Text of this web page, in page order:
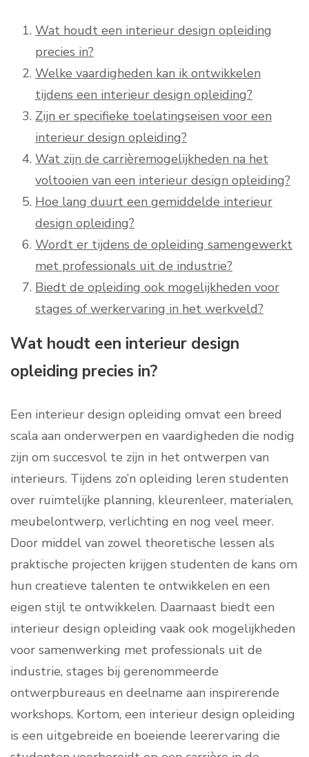
Wat houdt een interieur design opleiding
precies in?
Welke vaardigheden kan ik ontwikkelen
tijdens een interieur design opleiding?
Zijn er specifieke toelatingseisen voor een
interieur design opleiding?
Wat zijn de carrièremogelijkheden na het
voltooien van een interieur design opleiding?
Hoe lang duurt een gemiddelde interieur
design opleiding?
Wordt er tijdens de opleiding samengewerkt
met professionals uit de industrie?
Biedt de opleiding ook mogelijkheden voor
stages of werkervaring in het werkveld?
Wat houdt een interieur design
opleiding precies in?
Een interieur design opleiding omvat een breed
scala aan onderwerpen en vaardigheden die nodig
zijn om succesvol te zijn in het ontwerpen van
interieurs. Tijdens zo’n opleiding leren studenten
over ruimtelijke planning, kleurenleer, materialen,
meubelontwerp, verlichting en nog veel meer.
Door middel van zowel theoretische lessen als
praktische projecten krijgen studenten de kans om
hun creatieve talenten te ontwikkelen en een
eigen stijl te ontwikkelen. Daarnaast biedt een
interieur design opleiding vaak ook mogelijkheden
voor samenwerking met professionals uit de
industrie, stages bij gerenommeerde
ontwerpbureaus en deelname aan inspirerende
workshops. Kortom, een interieur design opleiding
is een uitgebreide en boeiende leerervaring die